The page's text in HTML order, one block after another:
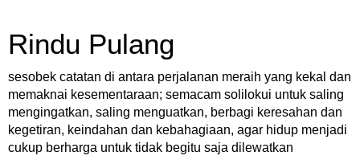
Rindu Pulang
sesobek catatan di antara perjalanan meraih yang kekal dan
memaknai kesementaraan; semacam solilokui untuk saling
mengingatkan, saling menguatkan, berbagi keresahan dan
kegetiran, keindahan dan kebahagiaan, agar hidup menjadi
cukup berharga untuk tidak begitu saja dilewatkan